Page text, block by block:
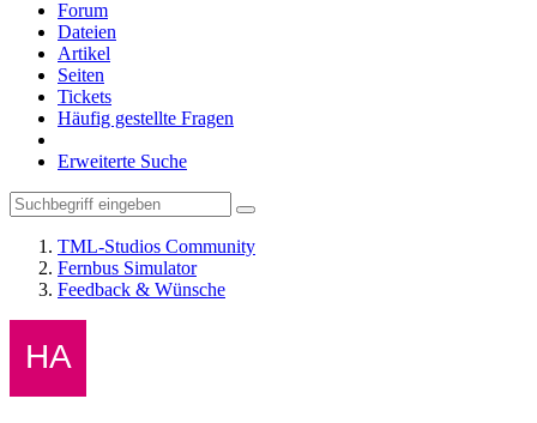
Forum
Dateien
Artikel
Seiten
Tickets
Häufig gestellte Fragen
Erweiterte Suche
TML-Studios Community
Fernbus Simulator
Feedback & Wünsche